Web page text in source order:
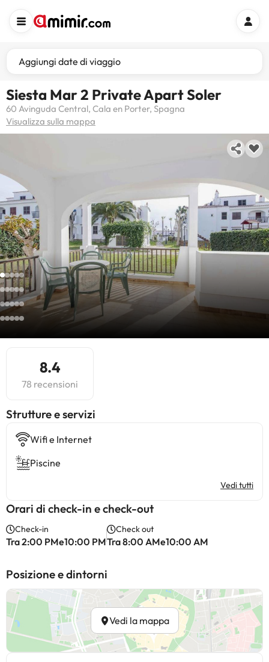
Aggiungi date di viaggio
Siesta Mar 2 Private Apart Soler
60 Avinguda Central, Cala en Porter, Spagna
Visualizza sulla mappa
8.4
78 recensioni
​Strutture e servizi
Wifi e Internet
Piscine
Vedi tutti
Orari di check-in e check-out
Check-in
Tra 2:00 PMe10:00 PM
Check out
Tra 8:00 AMe10:00 AM
Posizione e dintorni
Vedi la mappa